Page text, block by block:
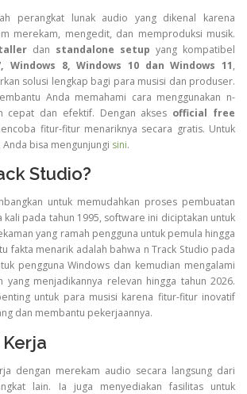
perangkat lunak audio yang dikenal karena
merekam, mengedit, dan memproduksi musik.
dan standalone setup yang kompatibel
Windows 8, Windows 10 dan Windows 11,
solusi lengkap bagi para musisi dan produser.
Anda memahami cara menggunakan n-
cepat dan efektif. Dengan akses official free
fitur-fitur menariknya secara gratis. Untuk
bisa mengunjungi sini.
Studio?
untuk memudahkan proses pembuatan
kali pada tahun 1995, software ini diciptakan untuk
yang ramah pengguna untuk pemula hingga
fakta menarik adalah bahwa n Track Studio pada
pengguna Windows dan kemudian mengalami
yang menjadikannya relevan hingga tahun 2026.
untuk para musisi karena fitur-fitur inovatif
dan membantu pekerjaannya.
dengan merekam audio secara langsung dari
lain. Ia juga menyediakan fasilitas untuk